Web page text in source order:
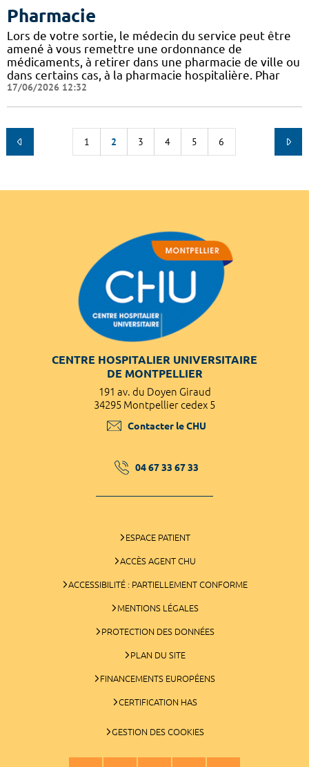
Pharmacie
Lors de votre sortie, le médecin du service peut être
amené à vous remettre une ordonnance de
médicaments, à retirer dans une pharmacie de ville ou
dans certains cas, à la pharmacie hospitalière. Phar
17/06/2026 12:32
1 2 3 4 5 6
CENTRE HOSPITALIER UNIVERSITAIRE
DE MONTPELLIER
191 av. du Doyen Giraud
34295 Montpellier cedex 5
Contacter le CHU
04 67 33 67 33
ESPACE PATIENT
ACCÈS AGENT CHU
ACCESSIBILITÉ : PARTIELLEMENT CONFORME
MENTIONS LÉGALES
PROTECTION DES DONNÉES
PLAN DU SITE
FINANCEMENTS EUROPÉENS
CERTIFICATION HAS
GESTION DES COOKIES